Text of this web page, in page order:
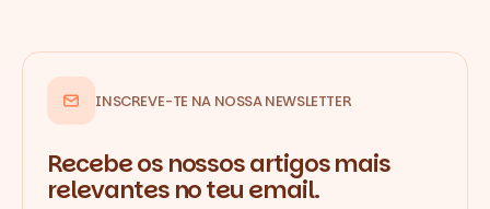
INSCREVE-TE NA NOSSA NEWSLETTER
Recebe os nossos artigos mais
relevantes no teu email.